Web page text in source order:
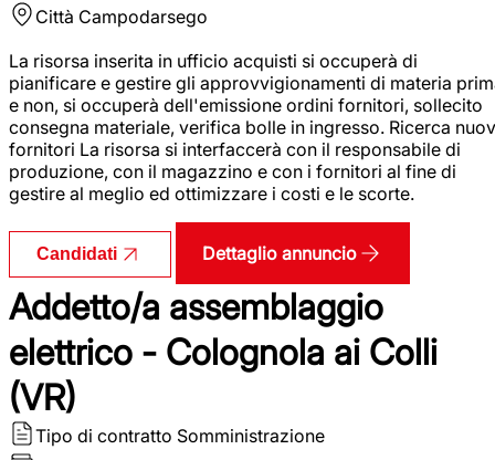
Città Campodarsego
La risorsa inserita in ufficio acquisti si occuperà di
pianificare e gestire gli approvvigionamenti di materia
e non, si occuperà dell'emissione ordini fornitori, sollecito
consegna materiale, verifica bolle in ingresso. Ricerca
fornitori La risorsa si interfaccerà con il responsabile di
produzione, con il magazzino e con i fornitori al fine di
gestire al meglio ed ottimizzare i costi e le scorte.
Candidati Dettaglio annuncio
Addetto/a assemblaggio
elettrico - Colognola ai Colli
(VR)
Tipo di contratto Somministrazione